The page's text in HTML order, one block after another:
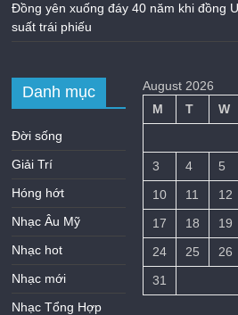
Đồng yên xuống đáy 40 năm khi đồng
suất trái phiếu
Danh mục
Đời sống
Giải Trí
Hóng hớt
Nhạc Âu Mỹ
Nhạc hot
Nhạc mới
Nhạc Tổng Hợp
August 2026
M
T W
3
4 5
10
11 12
17
18 19
24
25 26
31